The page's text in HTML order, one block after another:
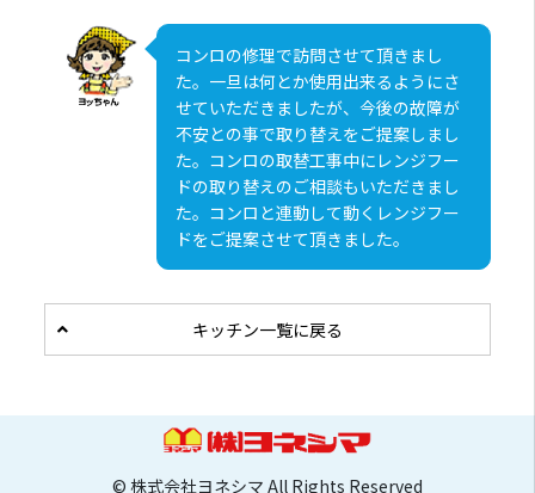
コンロの修理で訪問させて頂きまし
た。一旦は何とか使用出来るようにさ
せていただきましたが、今後の故障が
不安との事で取り替えをご提案しまし
た。コンロの取替工事中にレンジフー
ドの取り替えのご相談もいただきまし
た。コンロと連動して動くレンジフー
ドをご提案させて頂きました。
キッチン一覧に戻る
© 株式会社ヨネシマ All Rights Reserved